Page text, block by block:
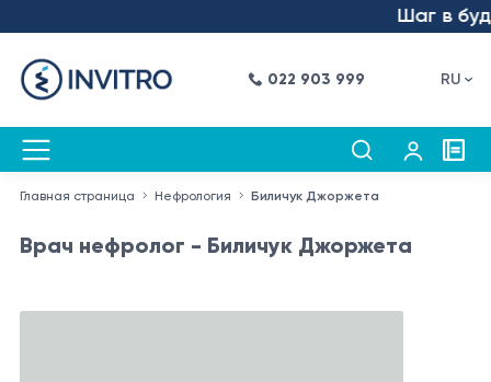
Шаг в
022 903 999 RU
Главная страница Нефрология Биличук Джоржета
Врач нефролог - Биличук Джоржета